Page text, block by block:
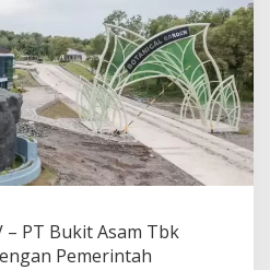
a
,
P
T
B
A
B
a
u
n
– PT Bukit Asam Tbk
Pemerintah